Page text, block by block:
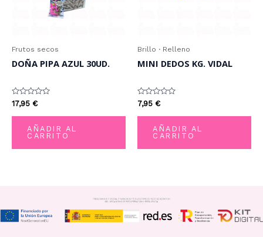
Frutos secos
DOÑA PIPA AZUL 30UD.
Valorado
con
0
17,95 €
AÑADIR AL
CARRITO
Brillo · Relleno
MINI DEDOS KG. VIDAL
Valorado
con
0
7,95 €
AÑADIR AL
CARRITO